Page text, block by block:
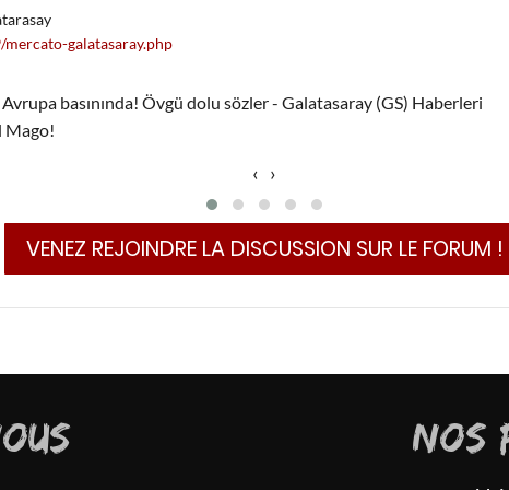
galatasaray.php
Mago!
‹ ›
VENEZ REJOINDRE LA DISCUSSION SUR LE FORUM !
NOS